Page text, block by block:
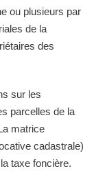
ou plusieurs par
de la
des
sur les
parcelles de la
matrice
cadastrale)
taxe foncière.